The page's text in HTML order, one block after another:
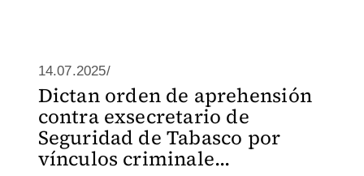
14.07.2025/
Dictan orden de aprehensión
contra exsecretario de
Seguridad de Tabasco por
vínculos criminale...